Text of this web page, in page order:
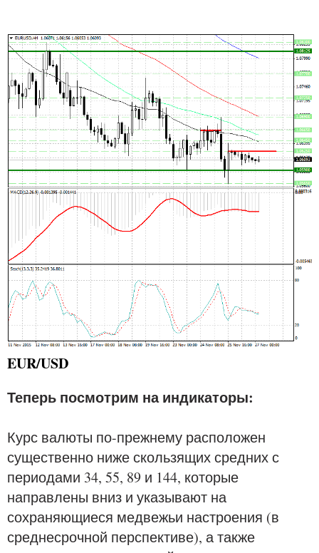
EUR/USD
Теперь посмотрим на индикаторы:
Курс валюты по-прежнему расположен
существенно ниже скользящих средних с
периодами 34, 55, 89 и 144, которые
направлены вниз и указывают на
сохраняющиеся медвежьи настроения (в
среднесрочной перспективе), а также